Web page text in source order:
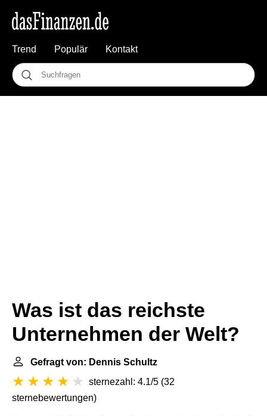
Trend Populär Kontakt
Was ist das reichste
Unternehmen der Welt?
Gefragt von: Dennis Schultz
sternezahl: 4.1/5 (32
sternebewertungen)